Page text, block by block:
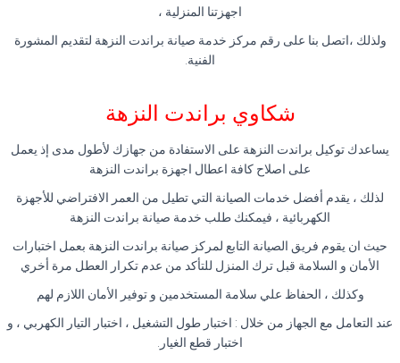
اجهزتنا المنزلية ،
ولذلك ،اتصل بنا على رقم مركز خدمة صيانة براندت النزهة لتقديم المشورة
الفنية
شكاوي براندت النزهة
يساعدك توكيل براندت النزهة على الاستفادة من جهازك لأطول مدى إذ يعمل
على اصلاح كافة اعطال اجهزة براندت النزهة
لذلك ، يقدم أفضل خدمات الصيانة التي تطيل من العمر الافتراضي للأجهزة
الكهربائية ، فيمكنك طلب خدمة صيانة براندت النزهة
حيث ان يقوم فريق الصيانة التابع لمركز صيانة براندت النزهة بعمل اختبارات
الأمان و السلامة قبل ترك المنزل للتأكد من عدم تكرار العطل مرة أخري
وكذلك ، الحفاظ علي سلامة المستخدمين و توفير الأمان اللازم لهم
عند التعامل مع الجهاز من خلال : اختبار طول التشغيل ، اختبار التيار الكهربي ، و
اختبار قطع الغيار